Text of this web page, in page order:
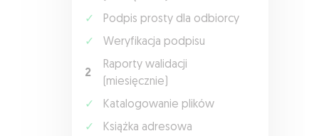
✓
Podpis prosty dla odbiorcy
✓
Weryfikacja podpisu
2
Raporty walidacji
(miesięcznie)
✓
Katalogowanie plików
✓
Książka adresowa